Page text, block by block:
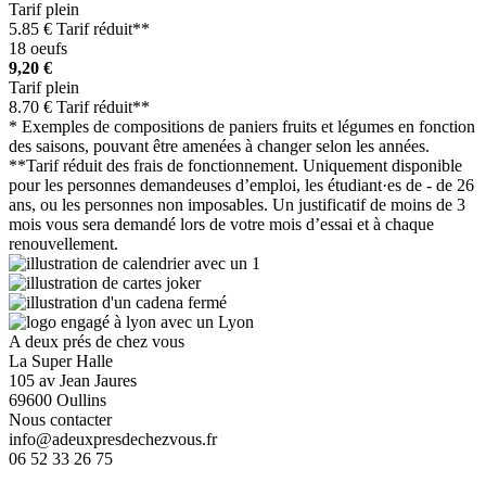
Tarif plein
5.85 € Tarif réduit**
18 oeufs
9,20 €
Tarif plein
8.70 € Tarif réduit**
* Exemples de compositions de paniers fruits et légumes en fonction
des saisons, pouvant être amenées à changer selon les années.
**Tarif réduit des frais de fonctionnement. Uniquement disponible
pour les personnes demandeuses d’emploi, les étudiant·es de - de 26
ans, ou les personnes non imposables. Un justificatif de moins de 3
mois vous sera demandé lors de votre mois d’essai et à chaque
renouvellement.
A deux prés de chez vous
La Super Halle
105 av Jean Jaures
69600 Oullins
Nous contacter
info@adeuxpresdechezvous.fr
06 52 33 26 75